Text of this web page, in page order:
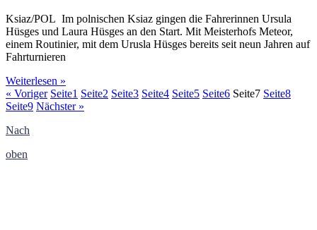
Ksiaz/POL Im polnischen Ksiaz gingen die Fahrerinnen Ursula
Hüsges und Laura Hüsges an den Start. Mit Meisterhofs Meteor,
einem Routinier, mit dem Urusla Hüsges bereits seit neun Jahren auf
Fahrturnieren
Weiterlesen »
« Voriger Seite1 Seite2 Seite3 Seite4 Seite5 Seite6 Seite7 Seite8
Seite9 Nächster »
Nach
oben